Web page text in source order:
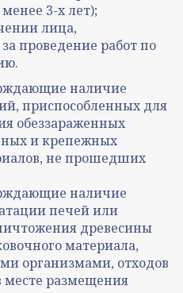
3-х лет);
лица,
проведение работ по
наличие
приспособленных для
обеззараженных
и крепежных
не прошедших
наличие
печей или
древесины
материала,
организмами, отходов
месте размещения